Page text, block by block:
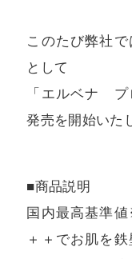
このたび弊社
として
「エルベナ プ
発売を開始いた
■商品説明
国内最高基準
＋＋でお肌を